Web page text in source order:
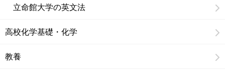
立命館大学の英文法
高校化学基礎・化学
教養